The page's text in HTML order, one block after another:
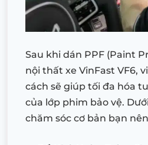
Sau khi dán PPF (Paint
nội thất xe VinFast VF6,
cách sẽ giúp tối đa hóa
của lớp phim bảo vệ.
chăm sóc cơ bản bạn